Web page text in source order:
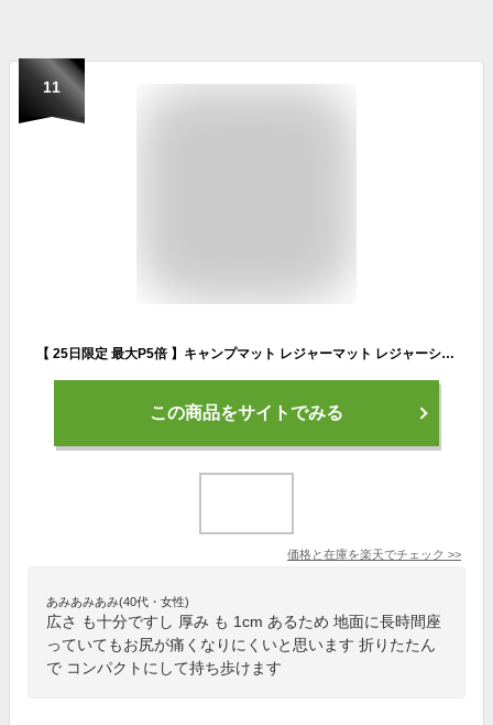
11
【 25日限定 最大P5倍 】キャンプマット レジャーマット レジャーシート 200 x 150cm 厚み 1cm 収納バッグ付きマット 折りたたみ キャンプ アウトドア レジャー プール ピクニック コンパクト 持ち運び 送料無料 あす楽
この商品をサイトでみる
価格と在庫を楽天でチェック >>
あみあみあみ(40代・女性)
広さ も十分ですし 厚み も 1cm あるため 地面に長時間座
っていてもお尻が痛くなりにくいと思います 折りたたん
で コンパクトにして持ち歩けます